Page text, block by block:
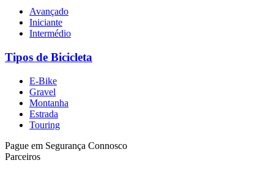
Avançado
Iniciante
Intermédio
Tipos de Bicicleta
E-Bike
Gravel
Montanha
Estrada
Touring
Pague em Segurança Connosco
Parceiros